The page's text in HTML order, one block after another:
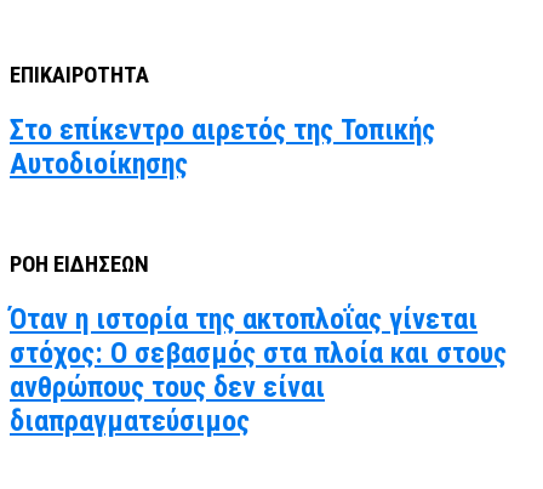
ΕΠΙΚΑΙΡΟΤΗΤΑ
Στο επίκεντρο αιρετός της Τοπικής
Αυτοδιοίκησης
ΡΟΗ ΕΙΔΗΣΕΩΝ
Όταν η ιστορία της ακτοπλοΐας γίνεται
στόχος: Ο σεβασμός στα πλοία και στους
ανθρώπους τους δεν είναι
διαπραγματεύσιμος